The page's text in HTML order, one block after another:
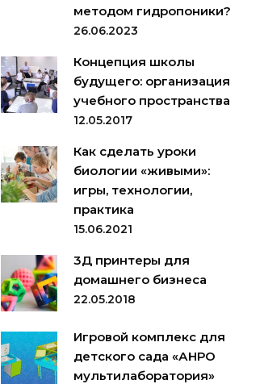
методом гидропоники?
26.06.2023
Концепция школы
будущего: организация
учебного пространства
12.05.2017
Как сделать уроки
биологии «живыми»:
игры, технологии,
практика
15.06.2021
3Д принтеры для
домашнего бизнеса
22.05.2018
Игровой комплекс для
детского сада «АНРО
мультилаборатория»